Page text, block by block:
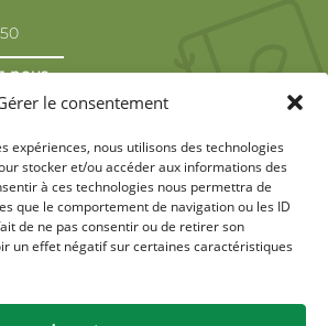
le consentement
expériences, nous utilisons des technologies
stocker et/ou accéder aux informations des
à ces technologies nous permettra de
que le comportement de navigation ou les ID
de ne pas consentir ou de retirer son
un effet négatif sur certaines caractéristiques
nous
sociaux